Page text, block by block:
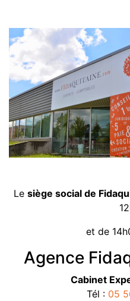
Le siège social de
et de
Agence
Cabinet
Tél : 05